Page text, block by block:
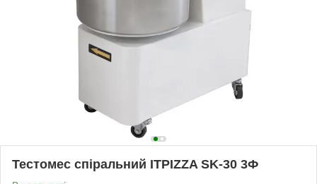
Тестомес спіральний ITPIZZA SK-30 3Ф